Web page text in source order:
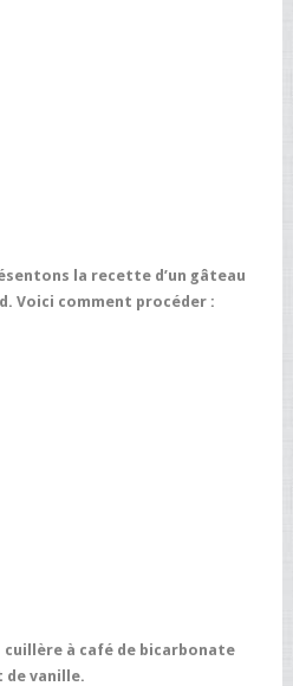
la recette d’un gâteau
Voici comment procéder :
cuillère à café de bicarbonate
de vanille.